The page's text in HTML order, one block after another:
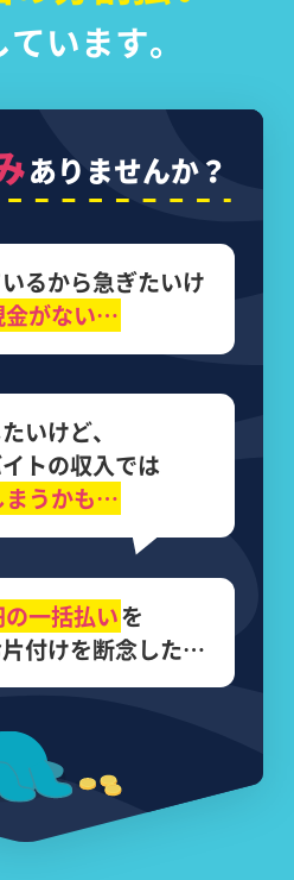
います。
ありませんか？
るから急ぎたいけ
金がない…
いけど、
トの収入では
まうかも…
一括払いを
付けを断念した…